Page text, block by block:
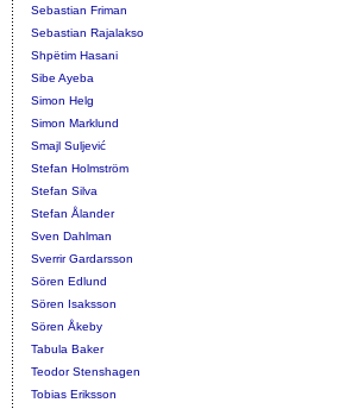
Sebastian Friman
Sebastian Rajalakso
Shpëtim Hasani
Sibe Ayeba
Simon Helg
Simon Marklund
Smajl Suljević
Stefan Holmström
Stefan Silva
Stefan Ålander
Sven Dahlman
Sverrir Gardarsson
Sören Edlund
Sören Isaksson
Sören Åkeby
Tabula Baker
Teodor Stenshagen
Tobias Eriksson